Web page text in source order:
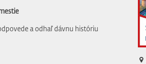
a odhaľ dávnu históriu